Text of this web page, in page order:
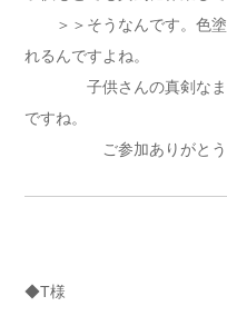
＞＞そうなんです。色塗
れるんですよね。
子供さんの真剣なまな
ですね。
ご参加ありがとうご
◆T様